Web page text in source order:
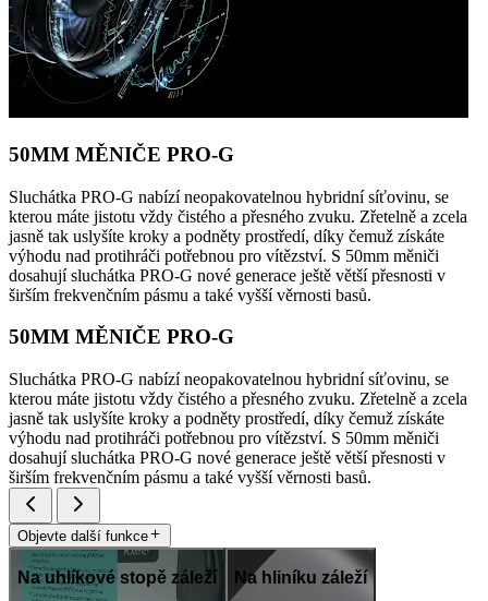
50MM MĚNIČE PRO-G
Sluchátka PRO-G nabízí neopakovatelnou hybridní síťovinu, se
kterou máte jistotu vždy čistého a přesného zvuku. Zřetelně a zcela
jasně tak uslyšíte kroky a podněty prostředí, díky čemuž získáte
výhodu nad protihráči potřebnou pro vítězství. S 50mm měniči
dosahují sluchátka PRO-G nové generace ještě větší přesnosti v
širším frekvenčním pásmu a také vyšší věrnosti basů.
50MM MĚNIČE PRO-G
Sluchátka PRO-G nabízí neopakovatelnou hybridní síťovinu, se
kterou máte jistotu vždy čistého a přesného zvuku. Zřetelně a zcela
jasně tak uslyšíte kroky a podněty prostředí, díky čemuž získáte
výhodu nad protihráči potřebnou pro vítězství. S 50mm měniči
dosahují sluchátka PRO-G nové generace ještě větší přesnosti v
širším frekvenčním pásmu a také vyšší věrnosti basů.
Objevte další funkce
Na uhlíkové stopě záleží Na hliníku záleží